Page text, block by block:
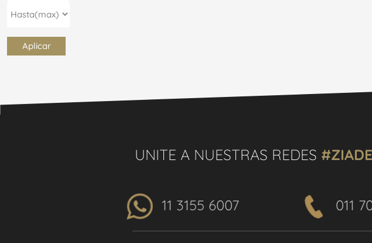
Aplicar
UNITE A NUESTRAS REDES
11 3155 6007 011